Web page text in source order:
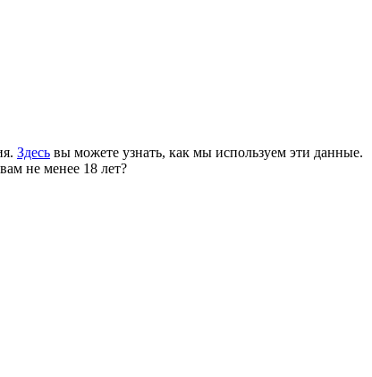
Здесь вы можете узнать, как мы используем эти данные.
не менее 18 лет?